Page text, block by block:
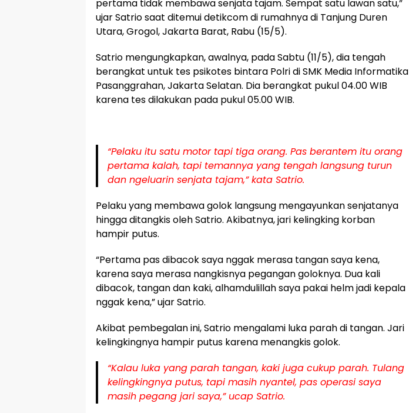
pertama tidak membawa senjata tajam. Sempat satu lawan satu,”
ujar Satrio saat ditemui detikcom di rumahnya di Tanjung Duren
Utara, Grogol, Jakarta Barat, Rabu (15/5).
Satrio mengungkapkan, awalnya, pada Sabtu (11/5), dia tengah
berangkat untuk tes psikotes bintara Polri di SMK Media Informatika
Pasanggrahan, Jakarta Selatan. Dia berangkat pukul 04.00 WIB
karena tes dilakukan pada pukul 05.00 WIB.
“Pelaku itu satu motor tapi tiga orang. Pas berantem itu orang
pertama kalah, tapi temannya yang tengah langsung turun
dan ngeluarin senjata tajam,” kata Satrio.
Pelaku yang membawa golok langsung mengayunkan senjatanya
hingga ditangkis oleh Satrio. Akibatnya, jari kelingking korban
hampir putus.
“Pertama pas dibacok saya nggak merasa tangan saya kena,
karena saya merasa nangkisnya pegangan goloknya. Dua kali
dibacok, tangan dan kaki, alhamdulillah saya pakai helm jadi kepala
nggak kena,” ujar Satrio.
Akibat pembegalan ini, Satrio mengalami luka parah di tangan. Jari
kelingkingnya hampir putus karena menangkis golok.
“Kalau luka yang parah tangan, kaki juga cukup parah. Tulang
kelingkingnya putus, tapi masih nyantel, pas operasi saya
masih pegang jari saya,” ucap Satrio.